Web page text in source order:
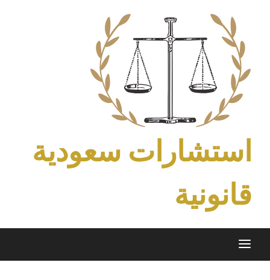
content
استشارات سعودية
قانونية